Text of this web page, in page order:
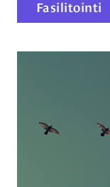
Fasilitointi